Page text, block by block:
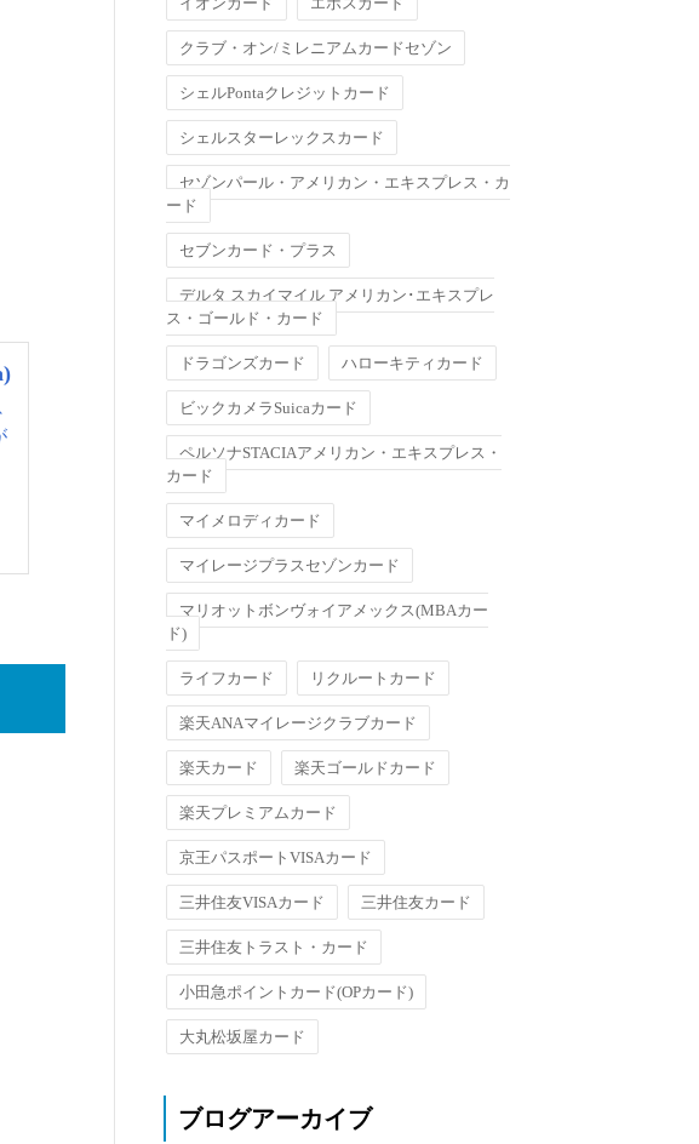
クラブ・オン/ミレニアムカードセゾン
シェルPontaクレジットカード
シェルスターレックスカード
セゾンパール・アメリカン・エキスプレス・カ
ード
セブンカード・プラス
デルタ スカイマイル アメリカン･エキスプレ
ス・ゴールド・カード
ドラゴンズカード ハローキティカード
ビックカメラSuicaカード
ペルソナSTACIAアメリカン・エキスプレス・
カード
マイメロディカード
マイレージプラスセゾンカード
マリオットボンヴォイアメックス(MBAカー
ド)
ライフカード リクルートカード
楽天ANAマイレージクラブカード
楽天カード 楽天ゴールドカード
楽天プレミアムカード
京王パスポートVISAカード
三井住友VISAカード 三井住友カード
三井住友トラスト・カード
小田急ポイントカード(OPカード)
大丸松坂屋カード
ブログアーカイブ